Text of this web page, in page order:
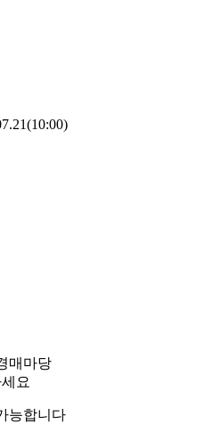
(10:00)
매마당
요
능합니다